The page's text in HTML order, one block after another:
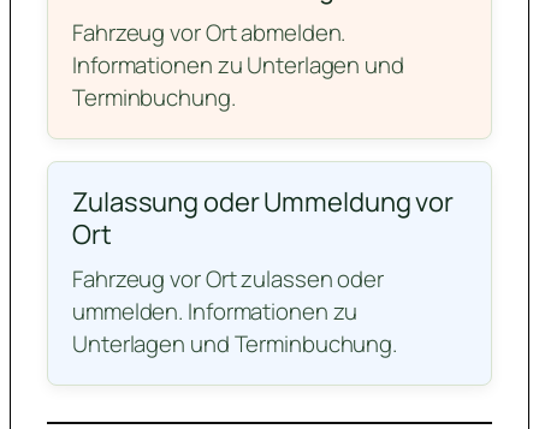
Fahrzeug vor Ort abmelden.
Informationen zu Unterlagen und
Terminbuchung.
Zulassung oder Ummeldung vor
Ort
Fahrzeug vor Ort zulassen oder
ummelden. Informationen zu
Unterlagen und Terminbuchung.